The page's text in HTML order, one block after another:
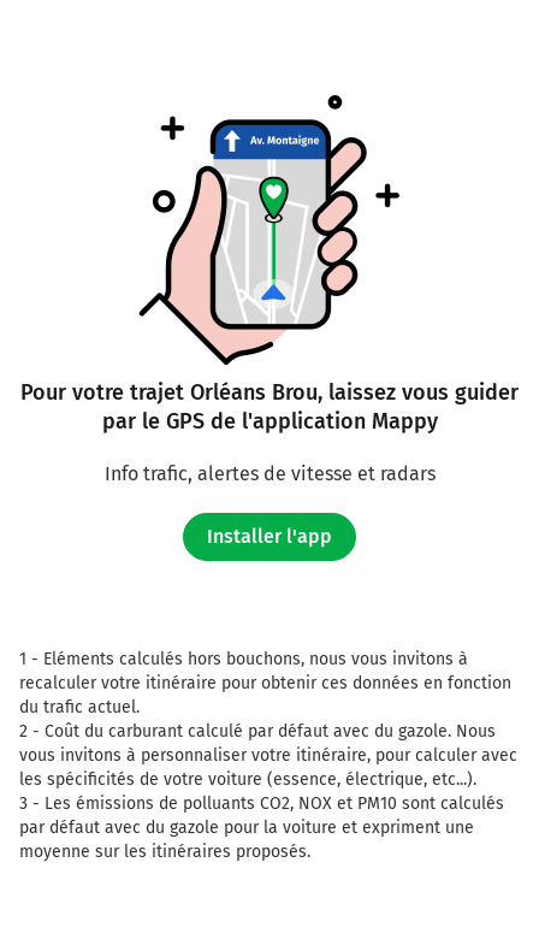
Pour votre trajet Orléans Brou, laissez vous guider
par le GPS de l'application Mappy
Info trafic, alertes de vitesse et radars
Installer l'app
1 - Eléments calculés hors bouchons, nous vous invitons à
recalculer votre itinéraire pour obtenir ces données en fonction
du trafic actuel.
2 - Coût du carburant calculé par défaut avec du gazole. Nous
vous invitons à personnaliser votre itinéraire, pour calculer avec
les spécificités de votre voiture (essence, électrique, etc...).
3 - Les émissions de polluants CO2, NOX et PM10 sont calculés
par défaut avec du gazole pour la voiture et expriment une
moyenne sur les itinéraires proposés.